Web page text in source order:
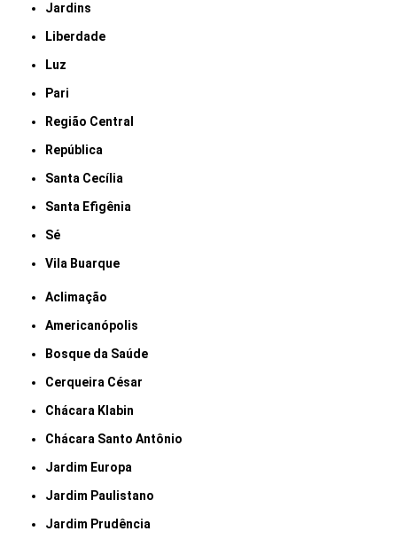
Jardins
Liberdade
Luz
Pari
Região Central
República
Santa Cecília
Santa Efigênia
Sé
Vila Buarque
Aclimação
Americanópolis
Bosque da Saúde
Cerqueira César
Chácara Klabin
Chácara Santo Antônio
Jardim Europa
Jardim Paulistano
Jardim Prudência